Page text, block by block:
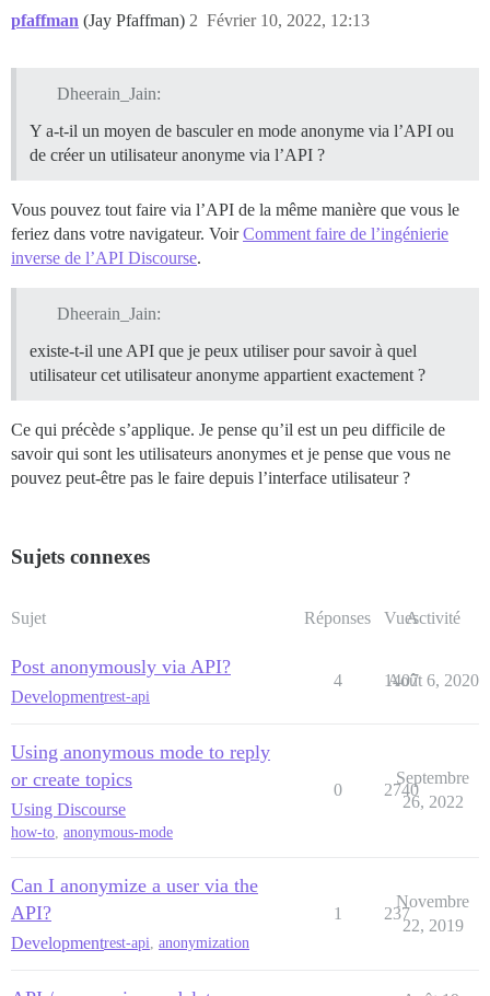
pfaffman (Jay Pfaffman) Février 10, 2022, 12:13
2
Dheerain_Jain:
Y a-t-il un moyen de basculer en mode anonyme via l’API ou
de créer un utilisateur anonyme via l’API ?
Vous pouvez tout faire via l’API de la même manière que vous le
feriez dans votre navigateur. VoirComment faire de l’ingénierie
inverse de l’API Discourse.
Dheerain_Jain:
existe-t-il une API que je peux utiliser pour savoir à quel
utilisateur cet utilisateur anonyme appartient exactement ?
Ce qui précède s’applique. Je pense qu’il est un peu difficile de
savoir qui sont les utilisateurs anonymes et je pense que vous ne
pouvez peut-être pas le faire depuis l’interface utilisateur ?
Sujets connexes
Sujet Réponses VuesActivité
Post anonymously via API?
Developmentrest-api
4 1407
Août 6, 2020
Using anonymous mode to reply
or create topics
Using Discourse
how-to anonymous-mode
0 2740
Septembre
26, 2022
Can I anonymize a user via the
API?
Developmentrest-api, anonymization
1 237
Novembre
22, 2019